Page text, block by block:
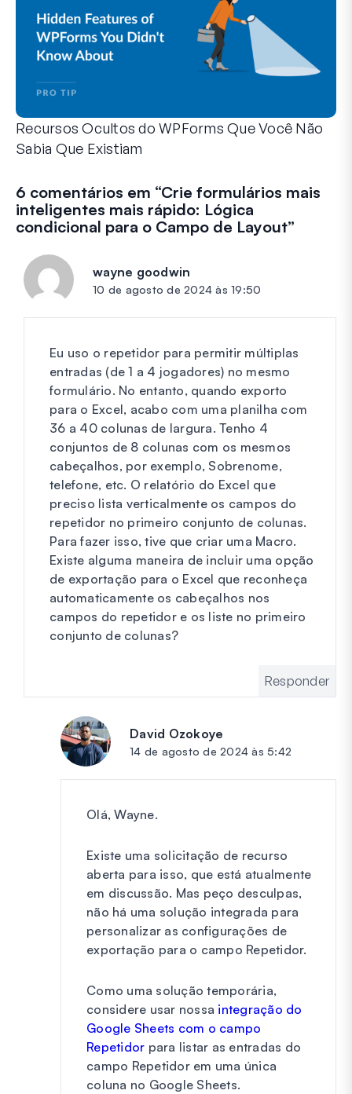
Recursos Ocultos do WPForms Que Você Não
Sabia Que Existiam
6 comentários em “Crie formulários mais
inteligentes mais rápido: Lógica
condicional para o Campo de Layout”
wayne goodwin
10 de agosto de 2024 às 19:50
Eu uso o repetidor para permitir múltiplas
entradas (de 1 a 4 jogadores) no mesmo
formulário. No entanto, quando exporto
para o Excel, acabo com uma planilha com
36 a 40 colunas de largura. Tenho 4
conjuntos de 8 colunas com os mesmos
cabeçalhos, por exemplo, Sobrenome,
telefone, etc. O relatório do Excel que
preciso lista verticalmente os campos do
repetidor no primeiro conjunto de colunas.
Para fazer isso, tive que criar uma Macro.
Existe alguma maneira de incluir uma opção
de exportação para o Excel que reconheça
automaticamente os cabeçalhos nos
campos do repetidor e os liste no primeiro
conjunto de colunas?
Responder
David Ozokoye
14 de agosto de 2024 às 5:42
Olá, Wayne.
Existe uma solicitação de recurso
aberta para isso, que está atualmente
em discussão. Mas peço desculpas,
não há uma solução integrada para
personalizar as configurações de
exportação para o campo Repetidor.
Como uma solução temporária,
considere usar nossa integração do
Google Sheets com o campo
Repetidor para listar as entradas do
campo Repetidor em uma única
coluna no Google Sheets.